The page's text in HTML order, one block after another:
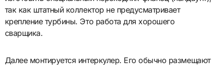
так как штатный коллектор не предусматривает
крепление турбины. Это работа для хорошего
сварщика.
Далее монтируется интеркулер. Его обычно размещают